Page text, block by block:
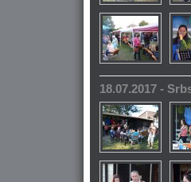
18.07.2017 -